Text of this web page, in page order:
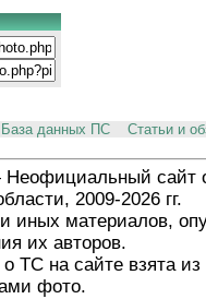
База данных ПС Статьи и
сайт
2009-2026 гг.
иных материалов,
их авторов.
ТС на сайте взята из
фото.